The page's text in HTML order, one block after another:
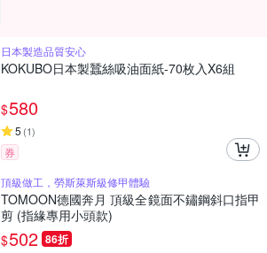
日本製造品質安心
KOKUBO日本製蠶絲吸油面紙-70枚入X6組
$580
5 (1)
券
頂級做工，勞斯萊斯級修甲體驗
TOMOON德國奔月 頂級全鏡面不鏽鋼斜口指甲
剪 (指緣專用小頭款)
$502 86折